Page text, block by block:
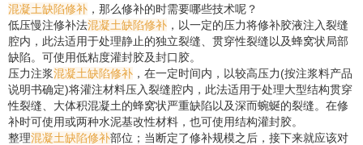
混凝土缺陷修补 ，那么修补的时需要哪些技术呢？
低压慢注修补法混凝土缺陷修补 ，以一定的压力将修补胶液注入裂缝
腔内，此法适用于处理静止的独立裂缝、贯穿性裂缝以及蜂窝状局部
缺陷。可使用低粘度灌封胶及封口胶。
压力注浆混凝土缺陷修补 ，在一定时间内，以较高压力(按注浆料产品
说明书确定)将灌注材料压入裂缝腔内，此法适用于处理大型结构贯穿
性裂缝、大体积混凝土的蜂窝状严重缺陷以及深而蜿蜒的裂缝。在修
补时可使用或两种水泥基改性材料，也可使用结构灌封胶。
整理混凝土缺陷修补部位；当断定了修补规模之后，接下来就应该对